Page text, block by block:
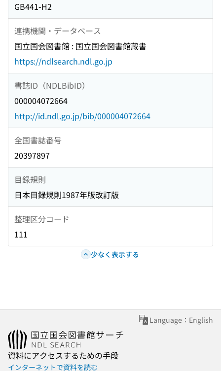
GB441-H2
連携機関・データベース
国立国会図書館 : 国立国会図書館蔵書
https://ndlsearch.ndl.go.jp
書誌ID（NDLBibID）
000004072664
http://id.ndl.go.jp/bib/000004072664
全国書誌番号
20397897
目録規則
日本目録規則1987年版改訂版
整理区分コード
111
少なく表示する
Language：English
資料にアクセスするための手段
インターネットで資料を読む